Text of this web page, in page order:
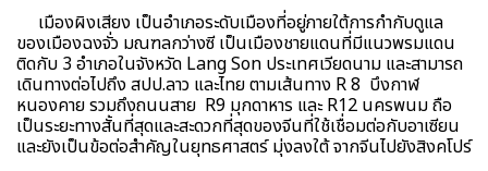
เมืองผิงเสียง เป็นอำเภอระดับเมืองที่อยู่ภายใต้การกำกับดูแล
ของเมืองฉงจั่ว มณฑลกว่างซี เป็นเมืองชายแดนที่มีแนวพรมแดน
ติดกับ 3 อำเภอในจังหวัด Lang Son ประเทศเวียดนาม และสามารถ
เดินทางต่อไปถึง สปป.ลาว และไทย ตามเส้นทาง R 8 บึงกาฬ
หนองคาย รวมถึงถนนสาย R9 มุกดาหาร และ R12 นครพนม ถือ
เป็นระยะทางสั้นที่สุดและสะดวกที่สุดของจีนที่ใช้เชื่อมต่อกับอาเซียน
และยังเป็นข้อต่อสำคัญในยุทธศาสตร์ มุ่งลงใต้ จากจีนไปยังสิงคโปร์